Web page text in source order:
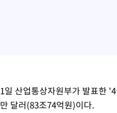
1일 산업통상자원부가 발표한
만 달러(83조74억원)이다.